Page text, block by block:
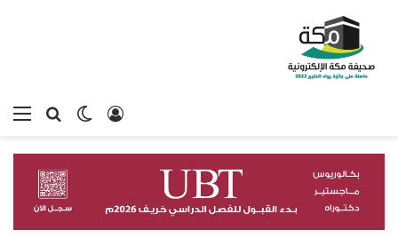
بحثالوضع
تسجيل الدخول